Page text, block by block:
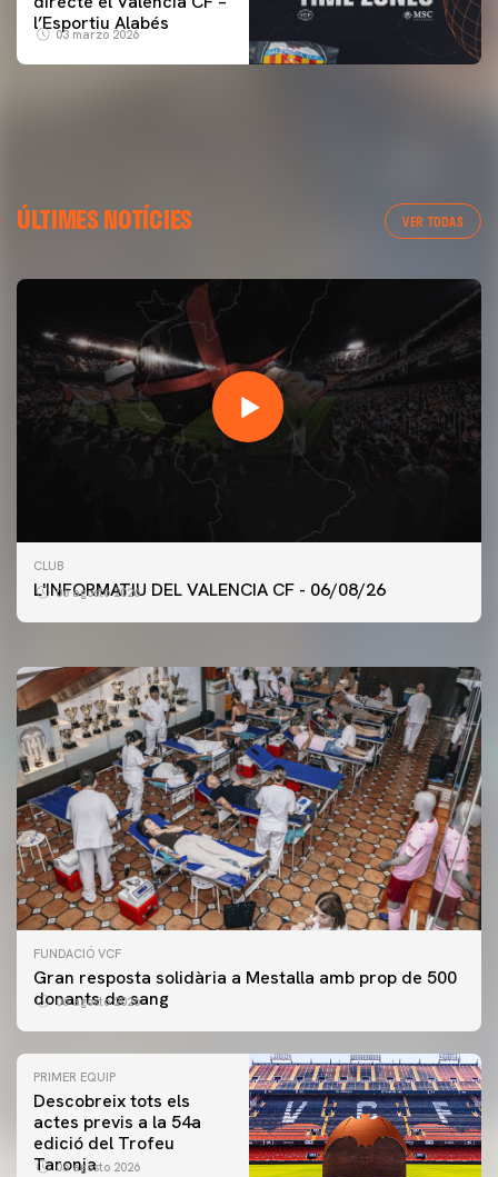
l’Esportiu Alabés
03 marzo 2026
ÚLTIMES NOTÍCIES VER TODAS
CLUB
L'INFORMATIU DEL VALENCIA CF - 06/08/26
06 agosto 2026
PRIMER EQUIP
ENTRENAMENT DEL VALENCIA CF 6/8/2026
FUNDACIÓ VCF
Gran resposta solidària a Mestalla amb prop de 500
donants de sang
06 agosto 2026
PRIMER EQUIP
Descobreix tots els
actes previs a la 54a
edició del Trofeu
Taronja
06 agosto 2026